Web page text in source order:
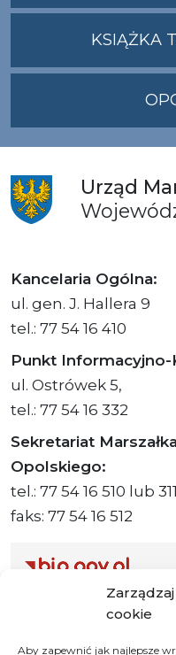
cookie
Aby zapewnić jak najlepsze
KSIĄŻKA
Urząd
Kancelaria Ogólna:
ul. gen. J. Hallera 9
tel.: 77 54 16 410
Punkt Informacyjno-
ul. Ostrówek 5,
tel.: 77 54 16 332
Sekretariat
Opolskiego:
tel.: 77 54 16 510 lub
faks: 77 54 16 512
Adres ePUAP Urzędu:
Urzędu: AE:PL-66703-